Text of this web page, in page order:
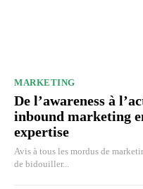
MARKETING
De l’awareness à
inbound marketing
expertise
Avis à tous les mordus de
de bidouiller...